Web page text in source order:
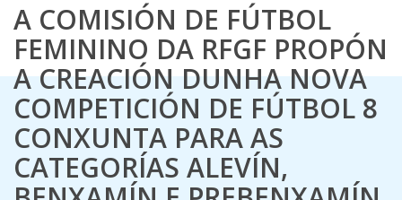
A COMISIÓN DE FÚTBOL
FEMININO DA RFGF PROPÓN
A CREACIÓN DUNHA NOVA
COMPETICIÓN DE FÚTBOL 8
CONXUNTA PARA AS
CATEGORÍAS ALEVÍN,